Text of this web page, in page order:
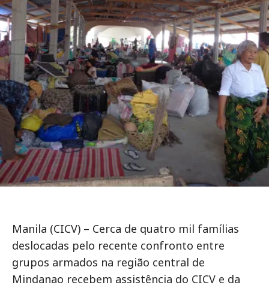
Manila (CICV) – Cerca de quatro mil famílias
deslocadas pelo recente confronto entre
grupos armados na região central de
Mindanao recebem assistência do CICV e da